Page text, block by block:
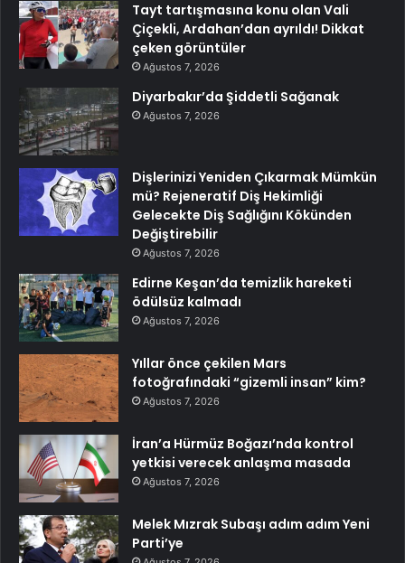
Tayt tartışmasına konu olan Vali
Çiçekli, Ardahan’dan ayrıldı! Dikkat
çeken görüntüler
Ağustos 7, 2026
Diyarbakır’da Şiddetli Sağanak
Ağustos 7, 2026
Dişlerinizi Yeniden Çıkarmak Mümkün
mü? Rejeneratif Diş Hekimliği
Gelecekte Diş Sağlığını Kökünden
Değiştirebilir
Ağustos 7, 2026
Edirne Keşan’da temizlik hareketi
ödülsüz kalmadı
Ağustos 7, 2026
Yıllar önce çekilen Mars
fotoğrafındaki “gizemli insan” kim?
Ağustos 7, 2026
İran’a Hürmüz Boğazı’nda kontrol
yetkisi verecek anlaşma masada
Ağustos 7, 2026
Melek Mızrak Subaşı adım adım Yeni
Parti’ye